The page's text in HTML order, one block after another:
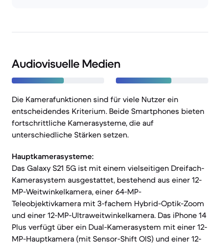
Audiovisuelle Medien
Die Kamerafunktionen sind für viele Nutzer ein
entscheidendes Kriterium. Beide Smartphones bieten
fortschrittliche Kamerasysteme, die auf
unterschiedliche Stärken setzen.
Hauptkamerasysteme:
Das Galaxy S21 5G ist mit einem vielseitigen Dreifach-
Kamerasystem ausgestattet, bestehend aus einer 12-
MP-Weitwinkelkamera, einer 64-MP-
Teleobjektivkamera mit 3-fachem Hybrid-Optik-Zoom
und einer 12-MP-Ultraweitwinkelkamera. Das iPhone 14
Plus verfügt über ein Dual-Kamerasystem mit einer 12-
MP-Hauptkamera (mit Sensor-Shift OIS) und einer 12-